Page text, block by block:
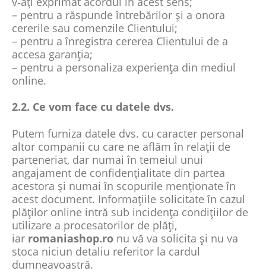
– pentru a răspunde întrebărilor și a onora
cererile sau comenzile Clientului;
– pentru a înregistra cererea Clientului de a
accesa garanția;
– pentru a personaliza experiența din mediul
online.
2.2. Ce vom face cu datele dvs.
Putem furniza datele dvs. cu caracter personal
altor companii cu care ne aflăm în relații de
parteneriat, dar numai în temeiul unui
angajament de confidențialitate din partea
acestora și numai în scopurile menționate în
acest document. Informațiile solicitate în cazul
plăților online intră sub incidența condițiilor de
utilizare a procesatorilor de plăți,
iar romaniashop.ro nu vă va solicita și nu va
stoca niciun detaliu referitor la cardul
dumneavoastră.